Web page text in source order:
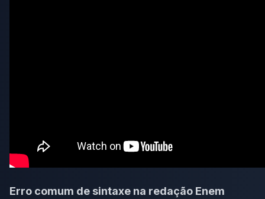
Erro comum de sintaxe na redação Enem